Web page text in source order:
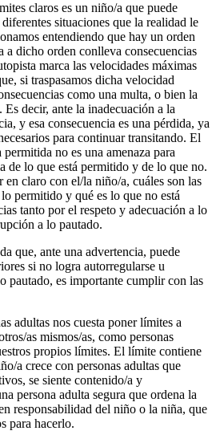
claros es un niño/a que puede
situaciones que la realidad le
entendiendo que hay un orden
a dicho orden conlleva consecuencias
marca las velocidades máximas
si traspasamos dicha velocidad
como una multa, o bien la
decir, ante la inadecuación a la
y esa consecuencia es una pérdida, ya
para continuar transitando. El
no es una amenaza para
de lo que está permitido y de lo que no.
en claro con el/la niño/a, cuáles son las
permitido y qué es lo que no está
tanto por el respeto y adecuación a lo
a lo pautado.
que, ante una advertencia, puede
si no logra autorregularse u
pautado, es importante cumplir con las
adultas nos cuesta poner límites a
as mismos/as, como personas
propios límites. El límite contiene
a crece con personas adultas que
se siente contenido/a y
persona adulta segura que ordena la
responsabilidad del niño o la niña, que
para hacerlo.